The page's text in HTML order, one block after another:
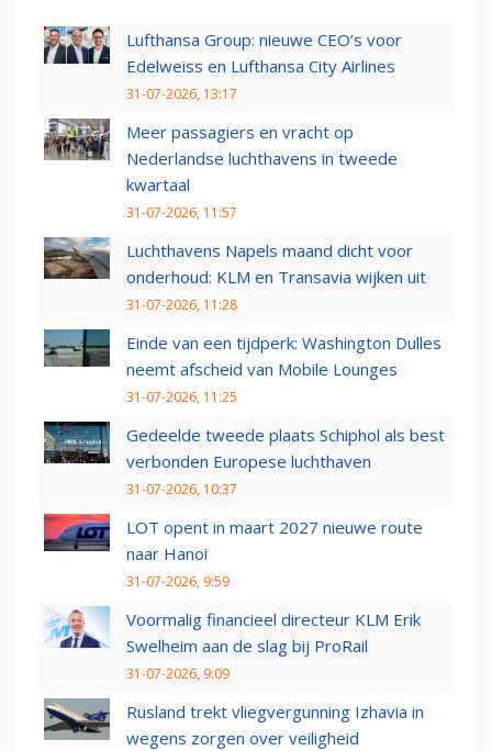
Lufthansa Group: nieuwe CEO’s voor
Edelweiss en Lufthansa City Airlines
31-07-2026, 13:17
Meer passagiers en vracht op
Nederlandse luchthavens in tweede
kwartaal
31-07-2026, 11:57
Luchthavens Napels maand dicht voor
onderhoud: KLM en Transavia wijken uit
31-07-2026, 11:28
Einde van een tijdperk: Washington Dulles
neemt afscheid van Mobile Lounges
31-07-2026, 11:25
Gedeelde tweede plaats Schiphol als best
verbonden Europese luchthaven
31-07-2026, 10:37
LOT opent in maart 2027 nieuwe route
naar Hanoi
31-07-2026, 9:59
Voormalig financieel directeur KLM Erik
Swelheim aan de slag bij ProRail
31-07-2026, 9:09
Rusland trekt vliegvergunning Izhavia in
wegens zorgen over veiligheid